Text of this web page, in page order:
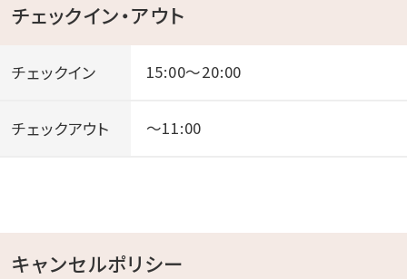
チェックイン・アウト
チェックイン 15:00～20:00
チェックアウト ～11:00
キャンセルポリシー